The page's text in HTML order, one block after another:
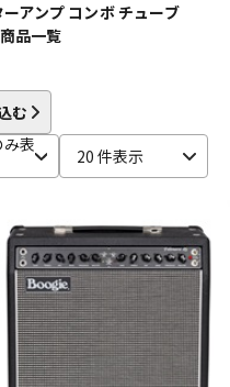
ウクレレ
パーカッション
電子ピアノ
アンプ コンボ チューブ
品一覧
む
表
20 件表示